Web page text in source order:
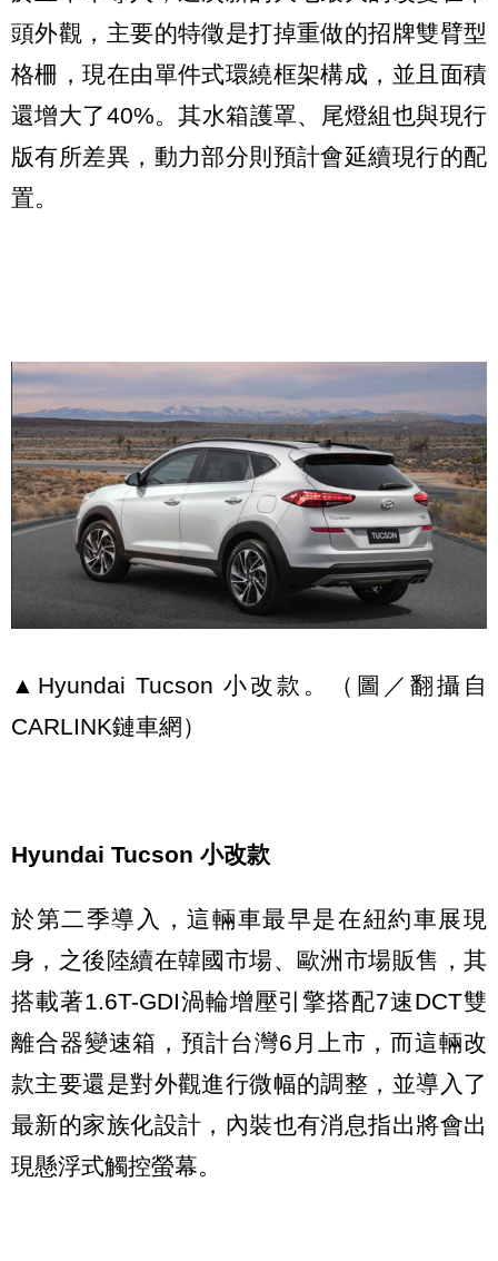
頭外觀，主要的特徵是打掉重做的招牌雙臂型
格柵，現在由單件式環繞框架構成，並且面積
還增大了40%。其水箱護罩、尾燈組也與現行
版有所差異，動力部分則預計會延續現行的配
置。
▲Hyundai Tucson 小改款。（圖／翻攝自
CARLINK鏈車網）
Hyundai Tucson 小改款
於第二季導入，這輛車最早是在紐約車展現
身，之後陸續在韓國市場、歐洲市場販售，其
搭載著1.6T-GDI渦輪增壓引擎搭配7速DCT雙
離合器變速箱，預計台灣6月上市，而這輛改
款主要還是對外觀進行微幅的調整，並導入了
最新的家族化設計，內裝也有消息指出將會出
現懸浮式觸控螢幕。